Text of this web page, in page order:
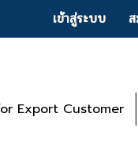
เข้าสู่ระบบ
Export Customer